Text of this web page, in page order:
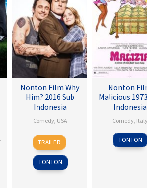
Nonton Film Why
Him? 2016 Sub
Indonesia
Comedy, USA
22
Dec
2016
John
Hamburg
TRAILER
TONTON
Nonton
Malicious
Indonesia
Comedy, Italy
29
Mar
TONTON